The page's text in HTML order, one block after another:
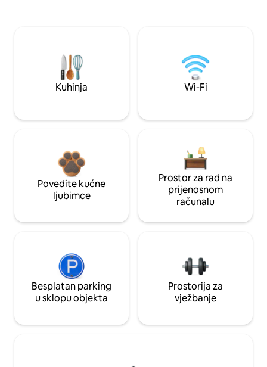
Kuhinja Wi-Fi
Povedite kućne
ljubimce
Prostor za rad na
prijenosnom
računalu
Besplatan parking
u sklopu objekta
Prostorija za
vježbanje